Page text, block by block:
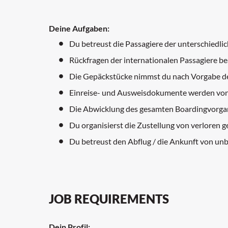
Deine Aufgaben:
Du betreust die Passagiere der
Rückfragen der internationalen Passagiere
Die Gepäckstücke nimmst du nach Vorgabe
Einreise- und Ausweisdokumente werden
Die Abwicklung des gesamten
Du organisierst die Zustellung von verloren
Du betreust den Abflug / die Ankunft von
JOB REQUIREMENTS